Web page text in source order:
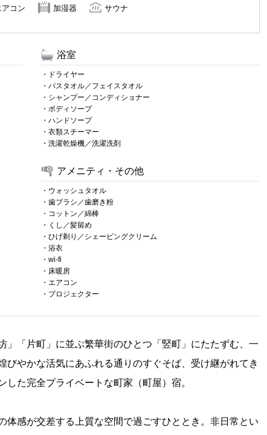
アコン 加湿器 サウナ
浴室
・ドライヤー
・バスタオル／フェイスタオル
・シャンプー／コンディショナー
・ボディソープ
・ハンドソープ
・衣類スチーマー
・洗濯乾燥機／洗濯洗剤
アメニティ・その他
・ウォッシュタオル
・歯ブラシ／歯磨き粉
・コットン／綿棒
・くし／髪留め
・ひげ剃り／シェービングクリーム
・浴衣
・wi-fi
・床暖房
・エアコン
・プロジェクター
」「片町」に並ぶ繁華街のひとつ「竪町」にたたずむ、一
びやかな活気にあふれる通りのすぐそば、受け継がれてき
た完全プライベートな町家（町屋）宿。
体感が交差する上質な空間で過ごすひととき。非日常とい